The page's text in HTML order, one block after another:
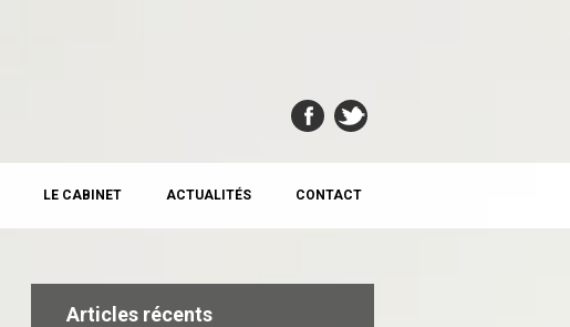
LE CABINET ACTUALITÉS CONTACT
Articles récents